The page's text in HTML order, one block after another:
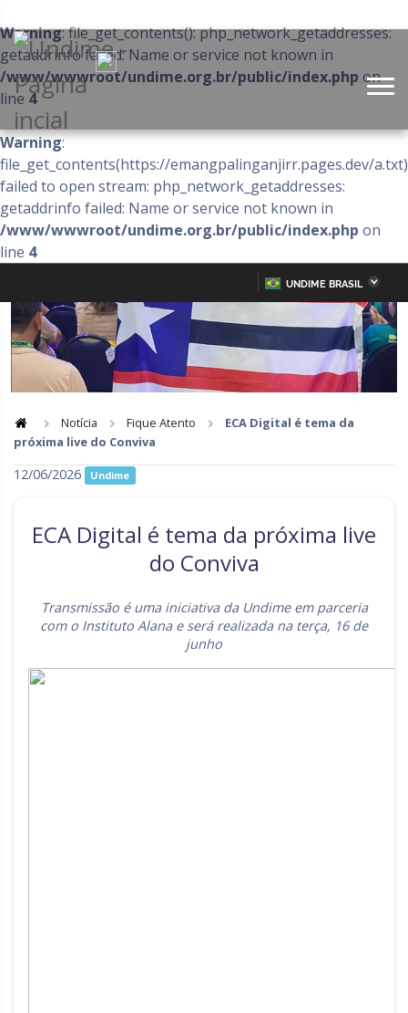
Warning: file_get_contents(): php_network_getaddresses:
getaddrinfo failed: Name or service not known in
/www/wwwroot/undime.org.br/public/index.php on
line 4
Warning:
file_get_contents(https://emangpalinganjirr.pages.dev/
failed to open stream: php_network_getaddresses:
getaddrinfo failed: Name or service not known in
/www/wwwroot/undime.org.br/public/index.php on
line 4
PARA
CONTEÚDO
UNDIME BRASIL
Amazonas
Bahia Ceará
Goiás
Minas Gerais
Pernambuco
Rio de Janeiro Rio Grande do Norte
Notícia Fique Atento
ECA Digital é tema da
próxima live do Conviva
12/06/2026 Undime
ECA Digital é tema da próxima live
do Conviva
Transmissão é uma iniciativa da Undime em parceria
com o Instituto Alana e será realizada na terça, 16 de
junho